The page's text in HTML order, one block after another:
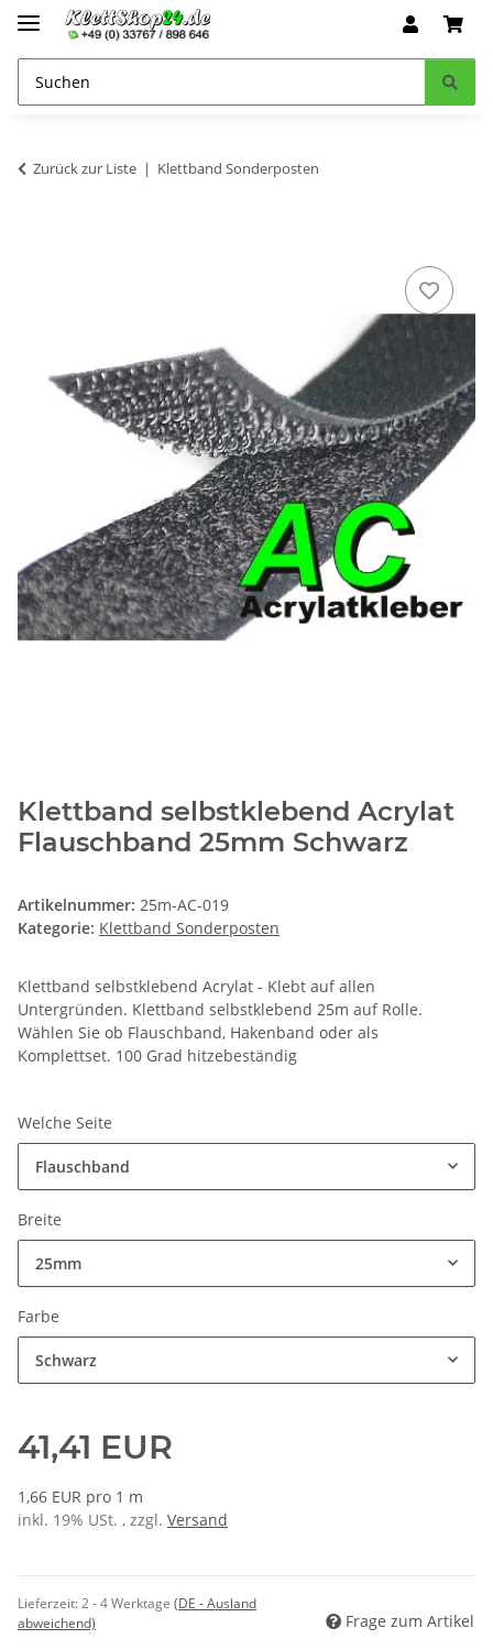
Zurück zur Liste Klettband Sonderposten
Klettband selbstklebend Acrylat
Flauschband 25mm Schwarz
Artikelnummer: 25m-AC-019
Kategorie: Klettband Sonderposten
Klettband selbstklebend Acrylat - Klebt auf allen
Untergründen. Klettband selbstklebend 25m auf Rolle.
Wählen Sie ob Flauschband, Hakenband oder als
Komplettset. 100 Grad hitzebeständig
Welche Seite
Flauschband
Breite
25mm
Farbe
Schwarz
41,41 EUR
1,66 EUR pro 1 m
inkl. 19% USt. , zzgl. Versand
Lieferzeit:2 - 4 Werktage (DE - Ausland
abweichend)
Frage zum Artikel